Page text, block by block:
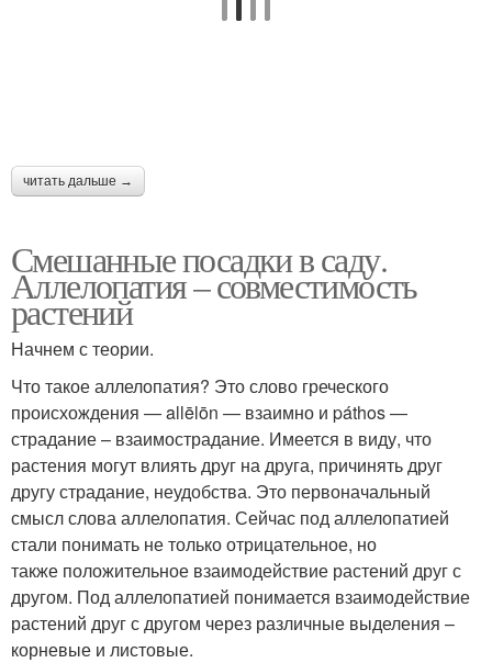
читать дальше →
Смешанные посадки в саду.
Аллелопатия – совместимость
растений
Начнем с теории.
Что такое аллелопатия? Это слово греческого
происхождения — allēlōn — взаимно и páthos —
страдание – взаимострадание. Имеется в виду, что
растения могут влиять друг на друга, причинять друг
другу страдание, неудобства. Это первоначальный
смысл слова аллелопатия. Сейчас под аллелопатией
стали понимать не только отрицательное, но
также положительное взаимодействие растений друг с
другом. Под аллелопатией понимается взаимодействие
растений друг с другом через различные выделения –
корневые и листовые.